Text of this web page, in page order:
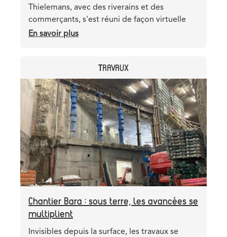
Thielemans, avec des riverains et des
commerçants, s'est réuni de façon virtuelle
En savoir plus
juillet
2026
TRAVAUX
Header
image
Image
Chantier Bara : sous terre, les avancées se
multiplient
Teaser
Invisibles depuis la surface, les travaux se